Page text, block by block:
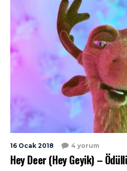
16 Ocak 2018 4 yorum
Hey Deer (Hey Geyik) –